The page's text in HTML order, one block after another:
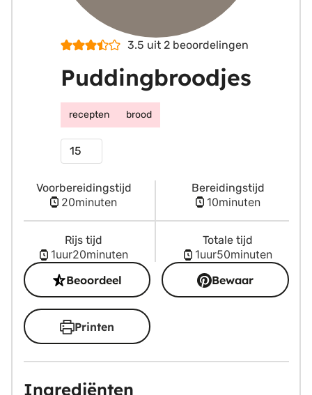
3.5 uit2 beoordelingen
Puddingbroodjes
recepten brood
Porties
Voorbereidingstijd
20minuten
minuten
Bereidingstijd
10minuten
minuten
Rijs tijd
1uur
uur20minuten
minuten
Totale tijd
1uur
uur50minuten
minuten
Beoordeel
Bewaar
Printen
Ingrediënten